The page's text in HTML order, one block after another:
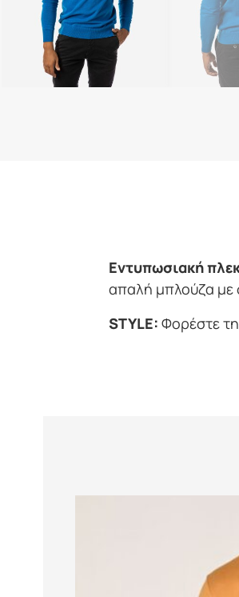
Εντυπωσιακή
απαλή μπλούζα με
STYLE: Φορέστε